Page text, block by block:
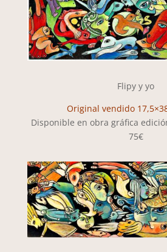
Flipy y yo
Original vendido
Disponible en obra gráfica
75€